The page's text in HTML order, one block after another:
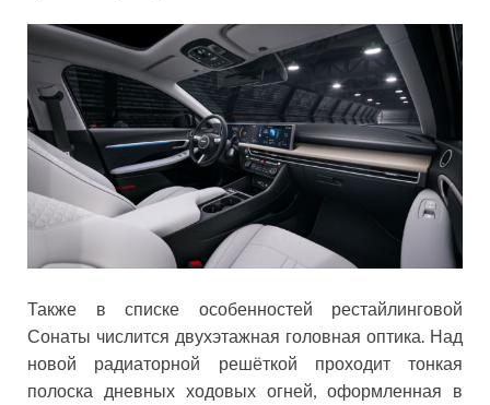
Также в списке особенностей рестайлинговой
Сонаты числится двухэтажная головная оптика. Над
новой радиаторной решёткой проходит тонкая
полоска дневных ходовых огней, оформленная в